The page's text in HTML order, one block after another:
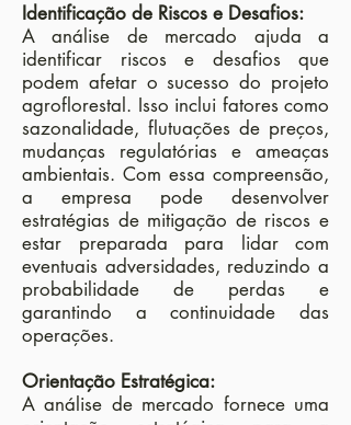
Identificação de Riscos e Desafios:
A análise de mercado ajuda a
identificar riscos e desafios que
podem afetar o sucesso do projeto
agroflorestal. Isso inclui fatores como
sazonalidade, flutuações de preços,
mudanças regulatórias e ameaças
ambientais. Com essa compreensão,
a empresa pode desenvolver
estratégias de mitigação de riscos e
estar preparada para lidar com
eventuais adversidades, reduzindo a
probabilidade de perdas e
garantindo a continuidade das
operações.
Orientação Estratégica:
A análise de mercado fornece uma